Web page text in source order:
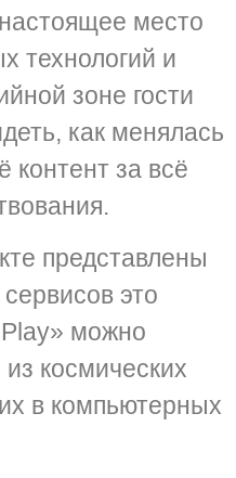
место
технологий и
зоне гости
как менялась
контент за всё
представлены
это
Play» можно
космических
в компьютерных